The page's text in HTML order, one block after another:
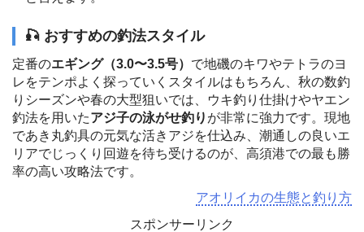
🎣 おすすめの釣法スタイル
定番のエギング（3.0〜3.5号） で地磯のキワやテトラのヨ
レをテンポよく探っていくスタイルはもちろん、秋の数釣
りシーズンや春の大型狙いでは、ウキ釣り仕掛けやヤエン
釣法を用いたアジ子の泳がせ釣り が非常に強力です。現地
であき丸釣具の元気な活きアジを仕込み、潮通しの良いエ
リアでじっくり回遊を待ち受けるのが、高須港での最も勝
率の高い攻略法です。
アオリイカの生態と釣り方
スポンサーリンク